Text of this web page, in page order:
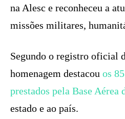
na Alesc e reconheceu a
missões militares,
Segundo o registro oficial
homenagem destacou os
prestados pela Base Aérea
estado e ao país.